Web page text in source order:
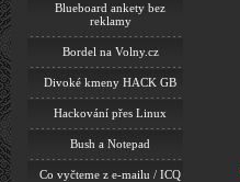
Blueboard ankety bez
reklamy
Bordel na Volny.cz
Divoké kmeny HACK GB
Hackování přes Linux
Bush a Notepad
Co vyčteme z e-mailu / ICQ